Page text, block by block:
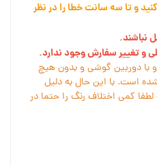
و تا سه سانت خطا را در نظر
نباشند.
و تغییر سفارش وجود ندارد.
با دوربین گوشی و بدون هیچ
است. با این حال به دلیل
کمی اختلاف رنگ را حتما در